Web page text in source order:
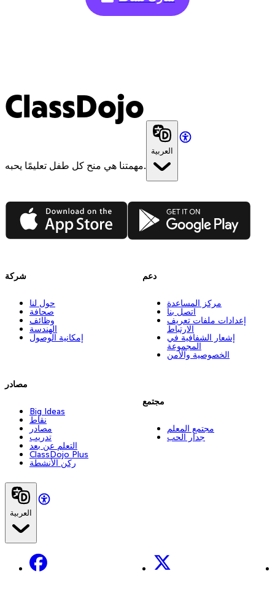
ClassDojo
مهمتنا هي منح كل طفل تعليمًا يحبه.
العربية
App Store Google Play
شركة
حول لنا
صحافة
وظائف
الهندسة
إمكانية الوصول
مصادر
Big Ideas
نقاط
مصادر
تدريب
التعلم عن بعد
ClassDojo Plus
ركن الأنشطة
دعم
مركز المساعدة
اتصل بنا
إعدادات ملفات تعريف
الارتباط
إشعار الشفافية في
المجموعة
الخصوصية والأمن
مجتمع
مجتمع المعلم
جدار الحب
العربية
Facebook X